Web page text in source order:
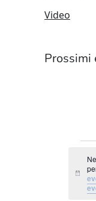
Video
Prossimi
Notice